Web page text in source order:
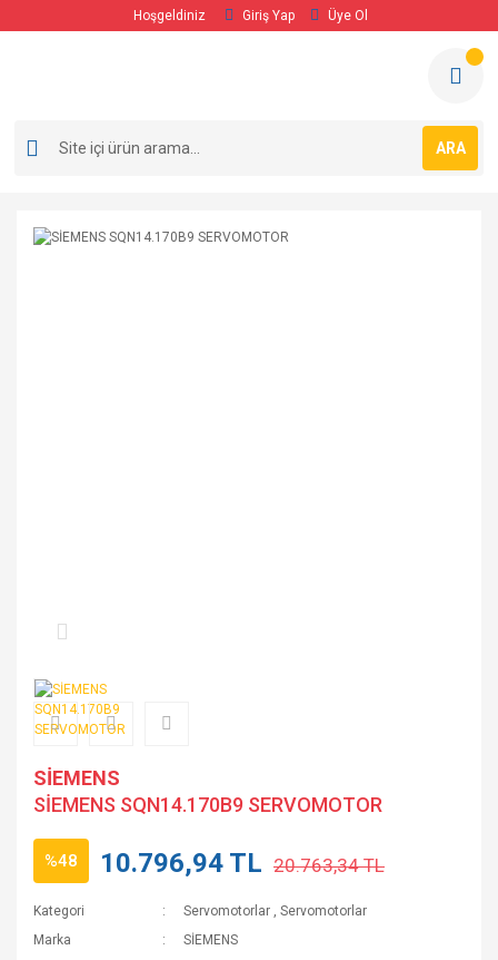
Hoşgeldiniz Giriş Yap Üye Ol
ARA
SİEMENS
SİEMENS SQN14.170B9 SERVOMOTOR
%48 10.796,94 TL 20.763,34 TL
Kategori Servomotorlar ,Servomotorlar
Marka
SİEMENS